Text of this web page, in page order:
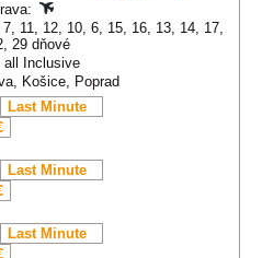
11, 12, 10, 6, 15, 16, 13, 14, 17,
29 dňové
all Inclusive
Košice, Poprad
Last Minute
Last Minute
Last Minute